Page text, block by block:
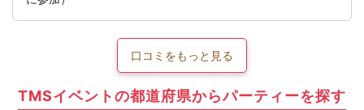
口コミをもっと見る
TMSイベントの都道府県からパーティーを探す